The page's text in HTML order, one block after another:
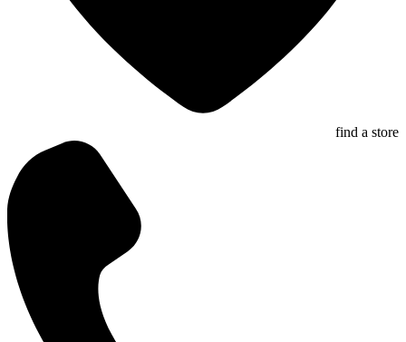
find a store